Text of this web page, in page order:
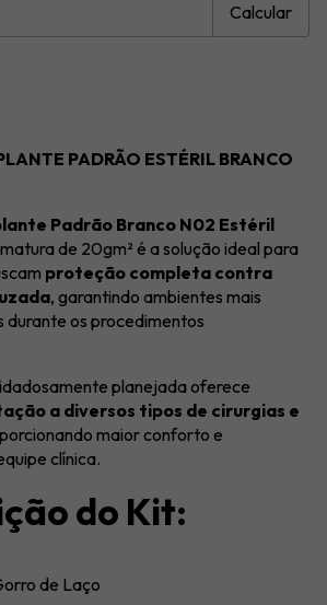
Calcular
PADRÃO ESTÉRIL BRANCO
Padrão Branco N02 Estéril
de 20gm² é a solução ideal para
proteção completa contra
, garantindo ambientes mais
durante os procedimentos
planejada oferece
a diversos tipos de cirurgias e
maior conforto e
clínica.
do Kit:
de Laço